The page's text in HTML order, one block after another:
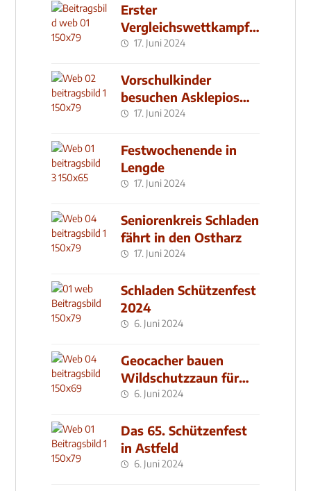
Erster
Vergleichswettkampf
seit 2019
17. Juni 2024
Vorschulkinder
besuchen Asklepios
Klinik
17. Juni 2024
Festwochenende in
Lengde
17. Juni 2024
Seniorenkreis Schladen
fährt in den Ostharz
17. Juni 2024
Schladen Schützenfest
2024
6. Juni 2024
Geocacher bauen
Wildschutzzaun für
den MachMit! Wald
6. Juni 2024
Das 65. Schützenfest
in Astfeld
6. Juni 2024